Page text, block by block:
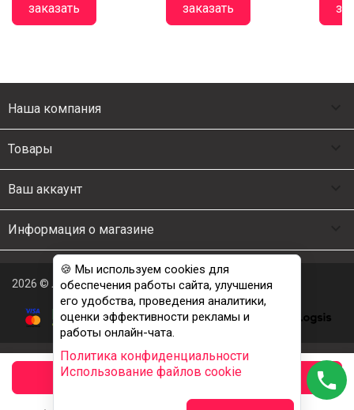
заказать заказать
Наша компания
Товары
Ваш аккаунт
Информация о магазине
2026 © Люкс Постель
🍪 Мы используем cookies для
обеспечения работы сайта, улучшения
его удобства, проведения аналитики,
оценки эффективности рекламы и
работы онлайн-чата.
Политика конфиденциальности
Использование файлов cookie
phone
заказать